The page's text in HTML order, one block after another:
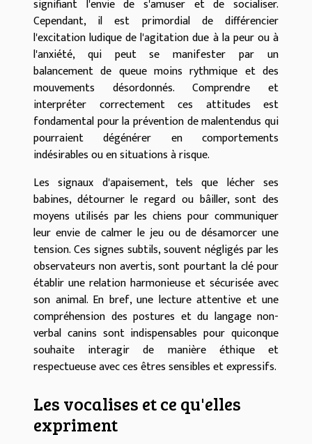
signifiant l'envie de s'amuser et de socialiser.
Cependant, il est primordial de différencier
l'excitation ludique de l'agitation due à la peur ou à
l'anxiété, qui peut se manifester par un
balancement de queue moins rythmique et des
mouvements désordonnés. Comprendre et
interpréter correctement ces attitudes est
fondamental pour la prévention de malentendus qui
pourraient dégénérer en comportements
indésirables ou en situations à risque.
Les signaux d'apaisement, tels que lécher ses
babines, détourner le regard ou bâiller, sont des
moyens utilisés par les chiens pour communiquer
leur envie de calmer le jeu ou de désamorcer une
tension. Ces signes subtils, souvent négligés par les
observateurs non avertis, sont pourtant la clé pour
établir une relation harmonieuse et sécurisée avec
son animal. En bref, une lecture attentive et une
compréhension des postures et du langage non-
verbal canins sont indispensables pour quiconque
souhaite interagir de manière éthique et
respectueuse avec ces êtres sensibles et expressifs.
Les vocalises et ce qu'elles
expriment